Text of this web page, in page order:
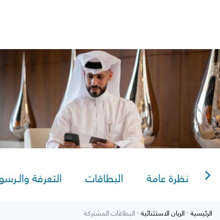
Saving Video TutorialsAlRayan CorpNet AlRayan Go Sitemap
البطاقات المشتركة | بريميير
نظرة عامة البطاقات التعرفة
الرئيسية الريان الاستثنائية البطاقات المشتركة